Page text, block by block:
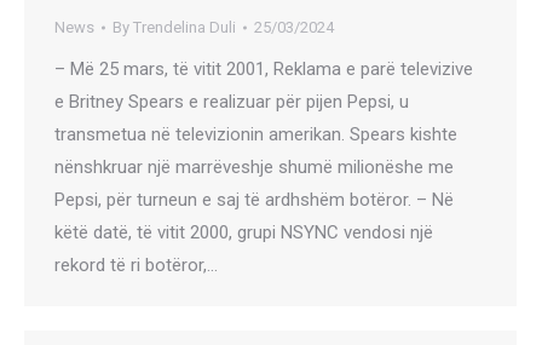
News By Trendelina Duli 25/03/2024
– Më 25 mars, të vitit 2001, Reklama e parë televizive
e Britney Spears e realizuar për pijen Pepsi, u
transmetua në televizionin amerikan. Spears kishte
nënshkruar një marrëveshje shumë milionëshe me
Pepsi, për turneun e saj të ardhshëm botëror. – Në
këtë datë, të vitit 2000, grupi NSYNC vendosi një
rekord të ri botëror,…